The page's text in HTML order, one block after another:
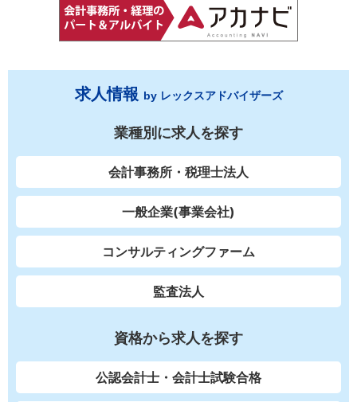
求人情報 by レックスアドバイザーズ
業種別に求人を探す
会計事務所・税理士法人
一般企業(事業会社)
コンサルティングファーム
監査法人
資格から求人を探す
公認会計士・会計士試験合格